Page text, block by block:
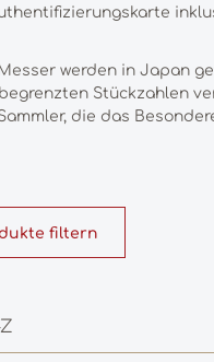
werden in Japan
Stückzahlen
die das
filtern